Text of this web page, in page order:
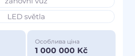
LED světla
Особлива ціна
1 000 000 Kč